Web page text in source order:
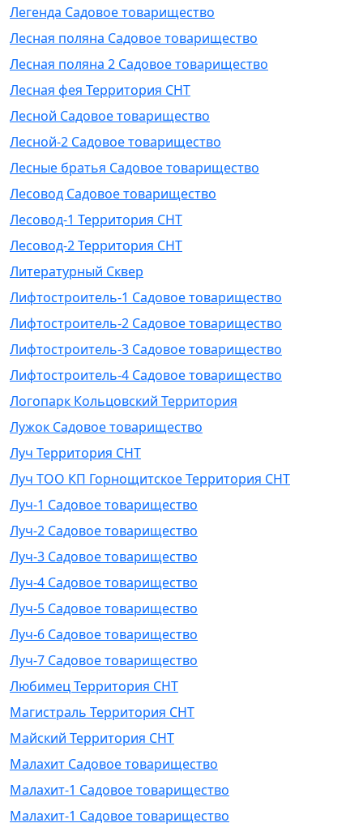
Легенда Садовое товарищество
Лесная поляна Садовое товарищество
Лесная поляна 2 Садовое товарищество
Лесная фея Территория СНТ
Лесной Садовое товарищество
Лесной-2 Садовое товарищество
Лесные братья Садовое товарищество
Лесовод Садовое товарищество
Лесовод-1 Территория СНТ
Лесовод-2 Территория СНТ
Литературный Сквер
Лифтостроитель-1 Садовое товарищество
Лифтостроитель-2 Садовое товарищество
Лифтостроитель-3 Садовое товарищество
Лифтостроитель-4 Садовое товарищество
Логопарк Кольцовский Территория
Лужок Садовое товарищество
Луч Территория СНТ
Луч ТОО КП Горнощитское Территория СНТ
Луч-1 Садовое товарищество
Луч-2 Садовое товарищество
Луч-3 Садовое товарищество
Луч-4 Садовое товарищество
Луч-5 Садовое товарищество
Луч-6 Садовое товарищество
Луч-7 Садовое товарищество
Любимец Территория СНТ
Магистраль Территория СНТ
Майский Территория СНТ
Малахит Садовое товарищество
Малахит-1 Садовое товарищество
Малахит-1 Садовое товарищество